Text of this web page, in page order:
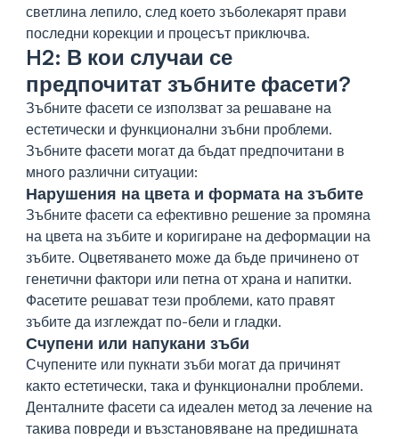
светлина лепило, след което зъболекарят прави
последни корекции и процесът приключва.
H2: В кои случаи се
предпочитат зъбните фасети?
Зъбните фасети се използват за решаване на
естетически и функционални зъбни проблеми.
Зъбните фасети могат да бъдат предпочитани в
много различни ситуации:
Нарушения на цвета и формата на зъбите
Зъбните фасети са ефективно решение за промяна
на цвета на зъбите и коригиране на деформации на
зъбите. Оцветяването може да бъде причинено от
генетични фактори или петна от храна и напитки.
Фасетите решават тези проблеми, като правят
зъбите да изглеждат по-бели и гладки.
Счупени или напукани зъби
Счупените или пукнати зъби могат да причинят
както естетически, така и функционални проблеми.
Денталните фасети са идеален метод за лечение на
такива повреди и възстановяване на предишната